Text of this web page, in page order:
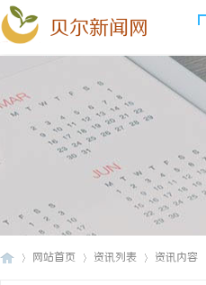
贝尔新闻网
网站首页 资讯列表 资讯内容